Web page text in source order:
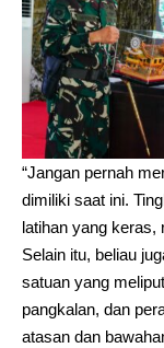
“Jangan pernah
dimiliki saat ini.
latihan yang keras,
Selain itu, beliau
satuan yang
pangkalan, dan
atasan dan